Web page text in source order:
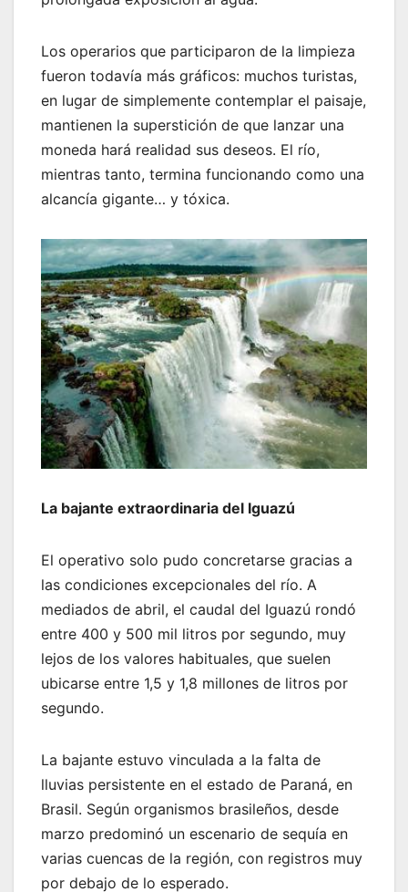
Los operarios que participaron de la limpieza
fueron todavía más gráficos: muchos turistas,
en lugar de simplemente contemplar el paisaje,
mantienen la superstición de que lanzar una
moneda hará realidad sus deseos. El río,
mientras tanto, termina funcionando como una
alcancía gigante… y tóxica.
La bajante extraordinaria del Iguazú
El operativo solo pudo concretarse gracias a
las condiciones excepcionales del río. A
mediados de abril, el caudal del Iguazú rondó
entre 400 y 500 mil litros por segundo, muy
lejos de los valores habituales, que suelen
ubicarse entre 1,5 y 1,8 millones de litros por
segundo.
La bajante estuvo vinculada a la falta de
lluvias persistente en el estado de Paraná, en
Brasil. Según organismos brasileños, desde
marzo predominó un escenario de sequía en
varias cuencas de la región, con registros muy
por debajo de lo esperado.